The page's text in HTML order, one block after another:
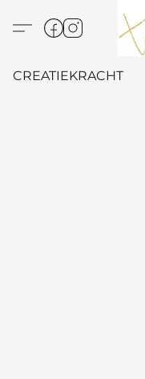
CREATIEKRACHT